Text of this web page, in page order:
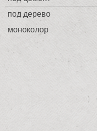
под дерево
моноколор